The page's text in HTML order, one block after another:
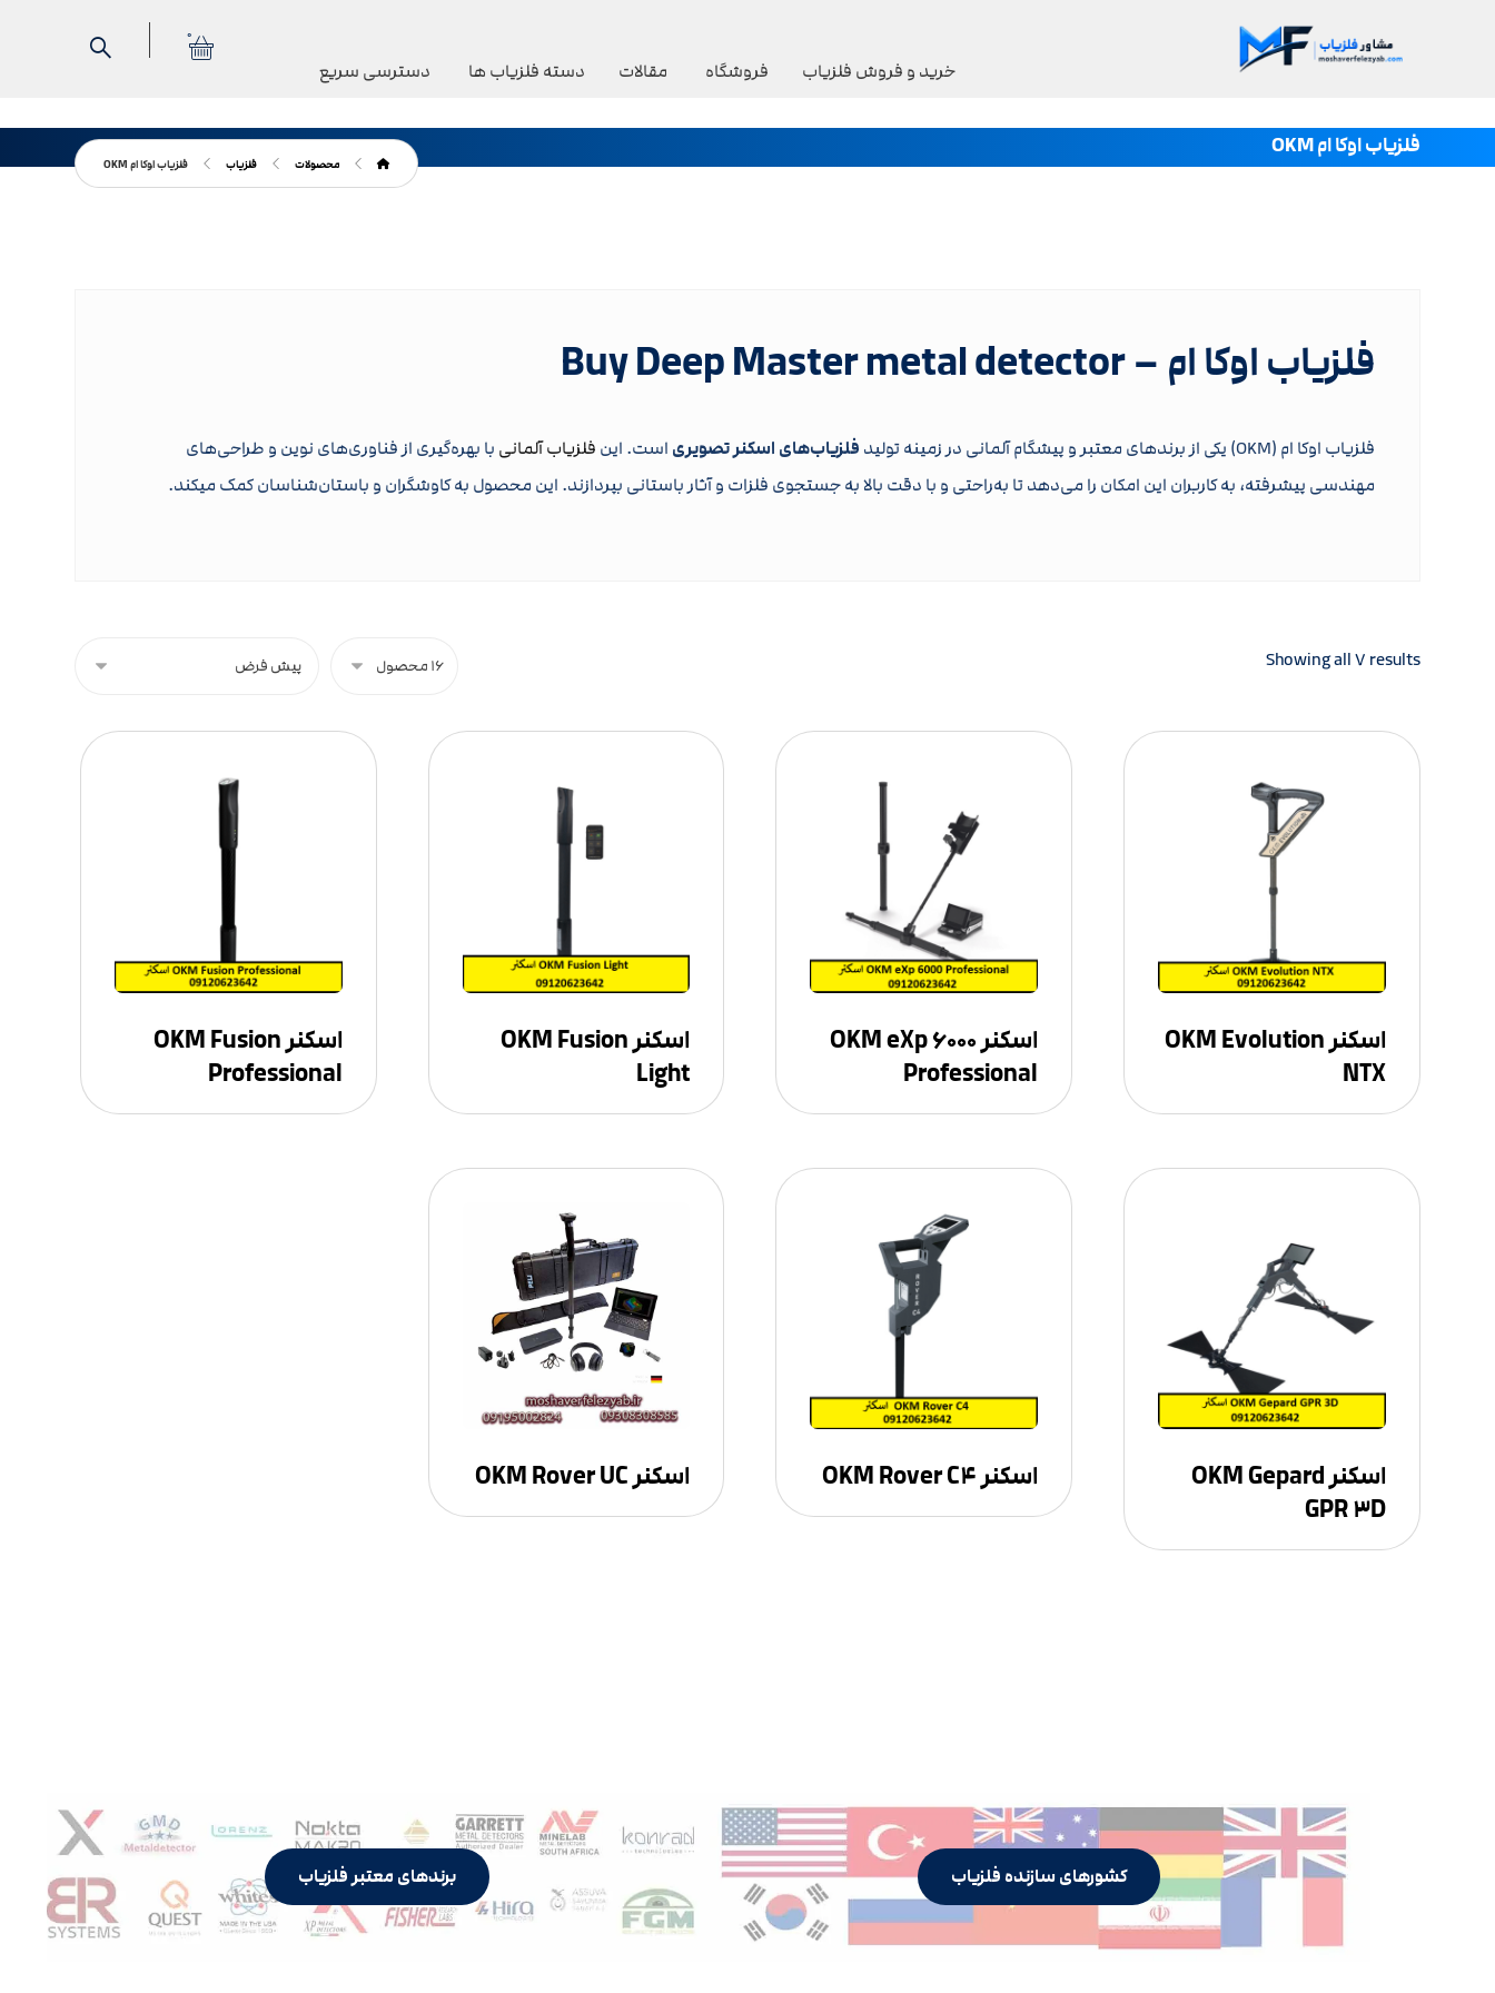
0
خرید و فروش فلزیاب فروشگاه مقالات دسته فلزیاب ها دسترسی سریع
فلزیاب اوکا ام OKM
محصولات فلزیاب فلزیاب اوکا ام OKM
فلزیاب اوکا ام – Buy Deep Master metal detector
فلزیاب اوکا ام (OKM) یکی از برندهای معتبر و پیشگام آلمانی در زمینه تولید فلزیاب‌های اسکنر تصویری است. این فلزیاب آلمانی با بهره‌گیری از فناوری‌های نوین و طراحی‌های
مهندسی پیشرفته، به کاربران این امکان را می‌دهد تا به‌راحتی و با دقت بالا به جستجوی فلزات و آثار باستانی بپردازند. این محصول به کاوشگران و باستان‌شناسان کمک میکند.
Showing all ۷ results
اسکنر OKM Evolution
NTX
اسکنر OKM eXp ۶۰۰۰
Professional
اسکنر OKM Fusion
Light
اسکنر OKM Fusion
Professional
اسکنر OKM Gepard
GPR ۳D
اسکنر OKM Rover C۴ اسکنر OKM Rover UC
کشورهای سازنده فلزیاب برندهای معتبر فلزیاب